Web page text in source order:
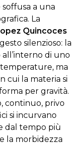
a una
La
Quincoces
silenzioso: la
di uno
ma
cui la materia si
per gravità.
continuo, privo
si incurvano
dal tempo più
la morbidezza